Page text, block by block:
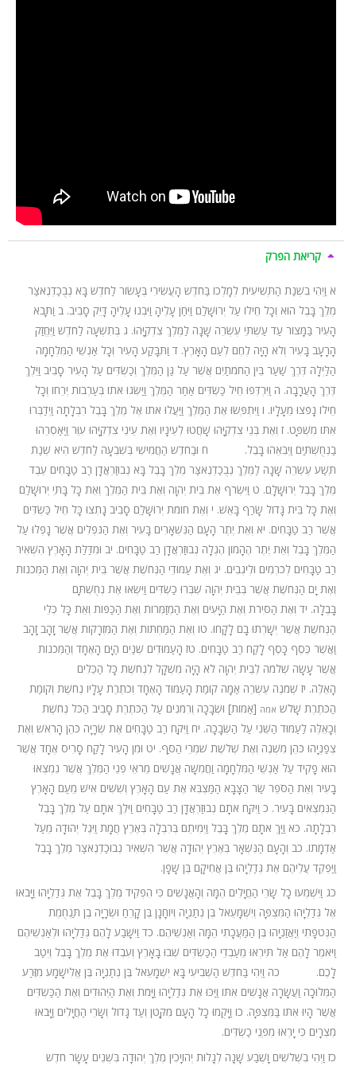
קריאת הפרק
א וַיְהִי בִשְׁנַת הַתְּשִׁיעִית לְמָלְכוֹ בַּחֹדֶשׁ הָעֲשִׂירִי בֶּעָשׂוֹר לַחֹדֶשׁ בָּא נְבֻכַדְנֶאצַּר
מֶלֶךְ בָּבֶל הוּא וְכָל חֵילוֹ עַל יְרוּשָׁלַ‍ִם וַיִּחַן עָלֶיהָ וַיִּבְנוּ עָלֶיהָ דָּיֵק סָבִיב. ב וַתָּבֹא
הָעִיר בַּמָּצוֹר עַד עַשְׁתֵּי עֶשְׂרֵה שָׁנָה לַמֶּלֶךְ צִדְקִיָּהוּ. ג בְּתִשְׁעָה לַחֹדֶשׁ וַיֶּחֱזַק
הָרָעָב בָּעִיר וְלֹא הָיָה לֶחֶם לְעַם הָאָרֶץ. ד וַתִּבָּקַע הָעִיר וְכָל אַנְשֵׁי הַמִּלְחָמָה
הַלַּיְלָה דֶּרֶךְ שַׁעַר בֵּין הַחֹמֹתַיִם אֲשֶׁר עַל גַּן הַמֶּלֶךְ וְכַשְׂדִּים עַל הָעִיר סָבִיב וַיֵּלֶךְ
דֶּרֶךְ הָעֲרָבָה. ה וַיִּרְדְּפוּ חֵיל כַּשְׂדִּים אַחַר הַמֶּלֶךְ וַיַּשִּׂגוּ אֹתוֹ בְּעַרְבוֹת יְרֵחוֹ וְכָל
חֵילוֹ נָפֹצוּ מֵעָלָיו. ו וַיִּתְפְּשׂוּ אֶת הַמֶּלֶךְ וַיַּעֲלוּ אֹתוֹ אֶל מֶלֶךְ בָּבֶל רִבְלָתָה וַיְדַבְּרוּ
אִתּוֹ מִשְׁפָּט. ז וְאֶת בְּנֵי צִדְקִיָּהוּ שָׁחֲטוּ לְעֵינָיו וְאֶת עֵינֵי צִדְקִיָּהוּ עִוֵּר וַיַּאַסְרֵהוּ
בַנְחֻשְׁתַּיִם וַיְבִאֵהוּ בָּבֶל. ח וּבַחֹדֶשׁ הַחֲמִישִׁי בְּשִׁבְעָה לַחֹדֶשׁ הִיא שְׁנַת
תְּשַׁע עֶשְׂרֵה שָׁנָה לַמֶּלֶךְ נְבֻכַדְנֶאצַּר מֶלֶךְ בָּבֶל בָּא נְבוּזַרְאֲדָן רַב טַבָּחִים עֶבֶד
מֶלֶךְ בָּבֶל יְרוּשָׁלָ‍ִם. ט וַיִּשְׂרֹף אֶת בֵּית יְהוָה וְאֶת בֵּית הַמֶּלֶךְ וְאֵת כָּל בָּתֵּי יְרוּשָׁלַ‍ִם
וְאֶת כָּל בֵּית גָּדוֹל שָׂרַף בָּאֵשׁ. י וְאֶת חוֹמֹת יְרוּשָׁלַ‍ִם סָבִיב נָתְצוּ כָּל חֵיל כַּשְׂדִּים
אֲשֶׁר רַב טַבָּחִים. יא וְאֵת יֶתֶר הָעָם הַנִּשְׁאָרִים בָּעִיר וְאֶת הַנֹּפְלִים אֲשֶׁר נָפְלוּ עַל
הַמֶּלֶךְ בָּבֶל וְאֵת יֶתֶר הֶהָמוֹן הֶגְלָה נְבוּזַרְאֲדָן רַב טַבָּחִים. יב וּמִדַּלַּת הָאָרֶץ הִשְׁאִיר
רַב טַבָּחִים לְכֹרְמִים וּלְיֹגְבִים. יג וְאֶת עַמּוּדֵי הַנְּחֹשֶׁת אֲשֶׁר בֵּית יְהוָה וְאֶת הַמְּכֹנוֹת
וְאֶת יָם הַנְּחֹשֶׁת אֲשֶׁר בְּבֵית יְהוָה שִׁבְּרוּ כַשְׂדִּים וַיִּשְׂאוּ אֶת נְחֻשְׁתָּם
בָּבֶלָה. יד וְאֶת הַסִּירֹת וְאֶת הַיָּעִים וְאֶת הַמְזַמְּרוֹת וְאֶת הַכַּפּוֹת וְאֵת כָּל כְּלֵי
הַנְּחֹשֶׁת אֲשֶׁר יְשָׁרְתוּ בָם לָקָחוּ. טו וְאֶת הַמַּחְתּוֹת וְאֶת הַמִּזְרָקוֹת אֲשֶׁר זָהָב זָהָב
וַאֲשֶׁר כֶּסֶף כָּסֶף לָקַח רַב טַבָּחִים. טז הָעַמּוּדִים שְׁנַיִם הַיָּם הָאֶחָד וְהַמְּכֹנוֹת
אֲשֶׁר עָשָׂה שְׁלֹמֹה לְבֵית יְהוָה לֹא הָיָה מִשְׁקָל לִנְחֹשֶׁת כָּל הַכֵּלִים
הָאֵלֶּה. יז שְׁמֹנֶה עֶשְׂרֵה אַמָּה קוֹמַת הָעַמּוּד הָאֶחָד וְכֹתֶרֶת עָלָיו נְחֹשֶׁת וְקוֹמַת
הַכֹּתֶרֶת שָׁלֹשׁ אמה [אַמּוֹת] וּשְׂבָכָה וְרִמֹּנִים עַל הַכֹּתֶרֶת סָבִיב הַכֹּל נְחֹשֶׁת
וְכָאֵלֶּה לַעַמּוּד הַשֵּׁנִי עַל הַשְּׂבָכָה. יח וַיִּקַּח רַב טַבָּחִים אֶת שְׂרָיָה כֹּהֵן הָרֹאשׁ וְאֶת
צְפַנְיָהוּ כֹּהֵן מִשְׁנֶה וְאֶת שְׁלֹשֶׁת שֹׁמְרֵי הַסַּף. יט וּמִן הָעִיר לָקַח סָרִיס אֶחָד אֲ‍שֶׁר
הוּא פָקִיד עַל אַנְשֵׁי הַמִּלְחָמָה וַחֲמִשָּׁה אֲנָשִׁים מֵרֹאֵי פְנֵי הַמֶּלֶךְ אֲשֶׁר נִמְצְאוּ
בָעִיר וְאֵת הַסֹּפֵר שַׂר הַצָּבָא הַמַּצְבִּא אֶת עַם הָאָרֶץ וְשִׁשִּׁים אִישׁ מֵעַם הָאָרֶץ
הַנִּמְצְאִים בָּעִיר. כ וַיִּקַּח אֹתָם נְבוּזַרְאֲדָן רַב טַבָּחִים וַיֹּלֶךְ אֹתָם עַל מֶלֶךְ בָּבֶל
רִבְלָתָה. כא וַיַּךְ אֹתָם מֶלֶךְ בָּבֶל וַיְמִיתֵם בְּרִבְלָה בְּאֶרֶץ חֲמָת וַיִּגֶל יְהוּדָה מֵעַל
אַדְמָתוֹ. כב וְהָעָם הַנִּשְׁאָר בְּאֶרֶץ יְהוּדָה אֲשֶׁר הִשְׁאִיר נְבוּכַדְנֶאצַּר מֶלֶךְ בָּבֶל
וַיַּפְקֵד עֲלֵיהֶם אֶת גְּדַלְיָהוּ בֶּן אֲחִיקָם בֶּן שָׁפָן.
כג וַיִּשְׁמְעוּ כָל שָׂרֵי הַחֲיָלִים הֵמָּה וְהָאֲנָשִׁים כִּי הִפְקִיד מֶלֶךְ בָּבֶל אֶת גְּדַלְיָהוּ וַיָּבֹאוּ
אֶל גְּדַלְיָהוּ הַמִּצְפָּה וְיִשְׁמָעֵאל בֶּן נְתַנְיָה וְיוֹחָנָן בֶּן קָרֵחַ וּשְׂרָיָה בֶן תַּנְחֻמֶת
הַנְּטֹפָתִי וְיַאֲזַנְיָהוּ בֶּן הַמַּעֲכָתִי הֵמָּה וְאַנְשֵׁיהֶם. כד וַיִּשָּׁבַע לָהֶם גְּדַלְיָהוּ וּלְאַנְשֵׁיהֶם
וַיֹּאמֶר לָהֶם אַל תִּירְאוּ מֵעַבְדֵי הַכַּשְׂדִּים שְׁבוּ בָאָרֶץ וְעִבְדוּ אֶת מֶלֶךְ בָּבֶל וְיִטַב
לָכֶם. כה וַיְהִי בַּחֹדֶשׁ הַשְּׁבִיעִי בָּא יִשְׁמָעֵאל בֶּן נְתַנְיָה בֶּן אֱלִישָׁמָע מִזֶּרַע
הַמְּלוּכָה וַעֲשָׂרָה אֲנָשִׁים אִתּוֹ וַיַּכּוּ אֶת גְּדַלְיָהוּ וַיָּמֹת וְאֶת הַיְּהוּדִים וְאֶת הַכַּשְׂדִּים
אֲשֶׁר הָיוּ אִתּוֹ בַּמִּצְפָּה. כו וַיָּקֻמוּ כָל הָעָם מִקָּטֹן וְעַד גָּדוֹל וְשָׂרֵי הַחֲיָלִים וַיָּבֹאוּ
מִצְרָיִם כִּי יָרְאוּ מִפְּנֵי כַשְׂדִּים.
כז וַיְהִי בִשְׁלֹשִׁים וָשֶׁבַע שָׁנָה לְגָלוּת יְהוֹיָכִין מֶלֶךְ יְהוּדָה בִּשְׁנֵים עָשָׂר חֹדֶשׁ